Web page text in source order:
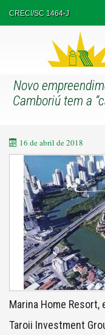
CRECI/SC 1464-J
Novo
Camboriú tem a
16 de abril de 2018
Marina Home
Taroii Investment